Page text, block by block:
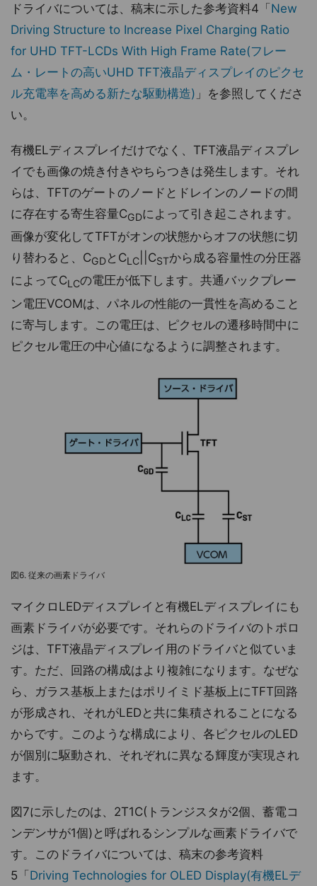
ドライバについては、稿末に示した参考資料4「New
Driving Structure to Increase Pixel Charging Ratio
for UHD TFT-LCDs With High Frame Rate(フレー
ム・レートの高いUHD TFT液晶ディスプレイのピクセ
ル充電率を高める新たな駆動構造) 」を参照してくださ
い。
有機ELディスプレイだけでなく、TFT液晶ディスプレ
イでも画像の焼き付きやちらつきは発生します。それ
らは、TFTのゲートのノードとドレインのノードの間
に存在する寄生容量CGDによって引き起こされます。
画像が変化してTFTがオンの状態からオフの状態に切
り替わると、CGDとCLC ||CSTから成る容量性の分圧器
によってCLCの電圧が低下します。共通バックプレー
ン電圧VCOMは、パネルの性能の一貫性を高めること
に寄与します。この電圧は、ピクセルの遷移時間中に
ピクセル電圧の中心値になるように調整されます。
図6. 従来の画素ドライバ
マイクロLEDディスプレイと有機ELディスプレイにも
画素ドライバが必要です。それらのドライバのトポロ
ジは、TFT液晶ディスプレイ用のドライバと似ていま
す。ただ、回路の構成はより複雑になります。なぜな
ら、ガラス基板上またはポリイミド基板上にTFT回路
が形成され、それがLEDと共に集積されることになる
からです。このような構成により、各ピクセルのLED
が個別に駆動され、それぞれに異なる輝度が実現され
ます。
図7に示したのは、2T1C(トランジスタが2個、蓄電コ
ンデンサが1個)と呼ばれるシンプルな画素ドライバで
す。このドライバについては、稿末の参考資料
5「Driving Technologies for OLED Display(有機ELデ